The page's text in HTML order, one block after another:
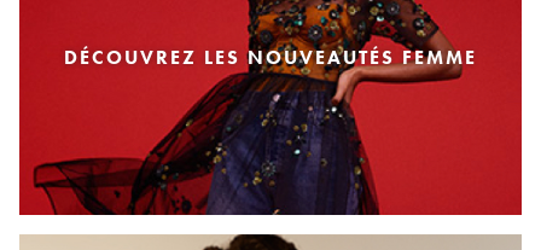
DÉCOUVREZ LES NOUVEAUTÉS FEMME